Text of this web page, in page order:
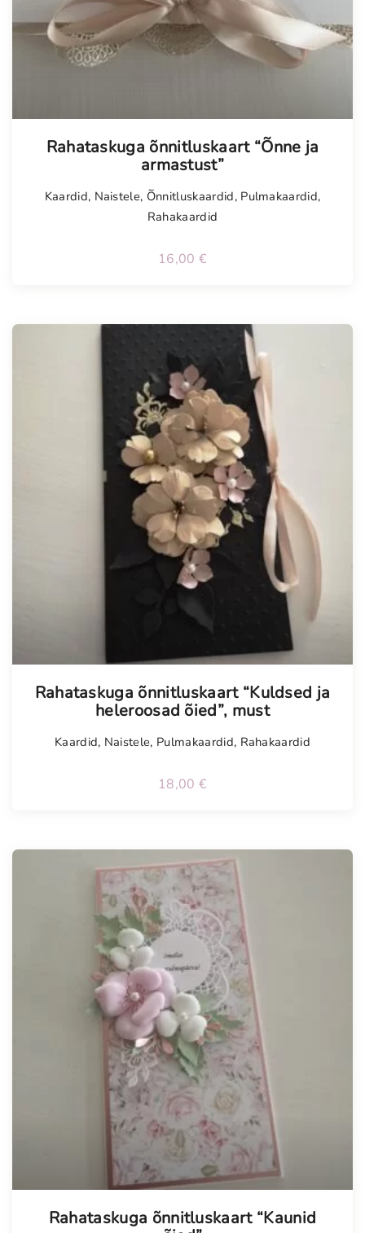
Rahataskuga õnnitluskaart “Õnne ja
armastust”
Kaardid, Naistele, Õnnitluskaardid, Pulmakaardid,
Rahakaardid
16,00 €
Rahataskuga õnnitluskaart “Kuldsed ja
heleroosad õied”, must
Kaardid, Naistele, Pulmakaardid, Rahakaardid
18,00 €
Rahataskuga õnnitluskaart “Kaunid